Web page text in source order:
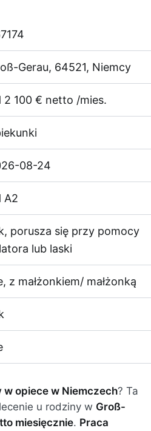
Gerau, 64521, Niemcy
2 100 € netto /mies.
08-24
A2
porusza się przy pomocy
lub laski
z małżonkiem/ małżonką
opiece w Niemczech? Ta
u rodziny w Groß-
miesięcznie. Praca